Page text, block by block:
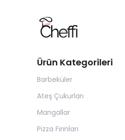
Ürün Kategorileri
Barbeküler
Ateş Çukurları
Mangallar
Pizza Fırınları